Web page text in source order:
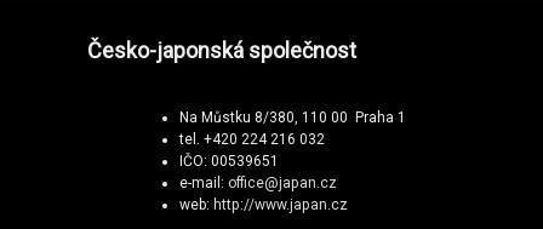
Česko-japonská společnost
Na Můstku 8/380, 110 00 Praha 1
tel. +420 224 216 032
IČO: 00539651
e-mail: office@japan.cz
web: http://www.japan.cz